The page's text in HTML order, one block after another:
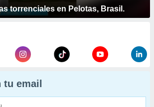
torrenciales en Pelotas, Brasil.
tu email